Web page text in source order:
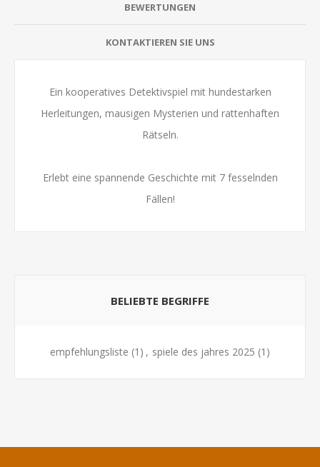
BEWERTUNGEN
KONTAKTIEREN SIE UNS
Ein kooperatives Detektivspiel mit hundestarken
Herleitungen, mausigen Mysterien und rattenhaften
Rätseln.
Erlebt eine spannende Geschichte mit 7 fesselnden
Fällen!
BELIEBTE BEGRIFFE
empfehlungsliste (1) , spiele des jahres 2025 (1)